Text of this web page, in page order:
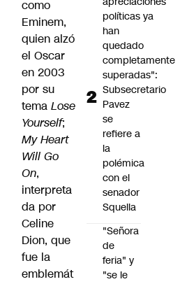
como
Eminem,
quien alzó
el Oscar
en 2003
por su
tema Lose
Yourself;
My Heart
Will Go
On,
interpreta
da por
Celine
Dion, que
fue la
emblemát
políticas ya
han
quedado
completamente
superadas":
Subsecretario
Pavez
se
refiere a
la
polémica
con el
senador
Squella
"Señora
de
feria" y
"se le